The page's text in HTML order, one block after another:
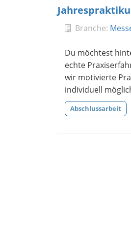
Branche:
Du möchtest
echte
wir motivierte
individuell
Abschlussarbeit